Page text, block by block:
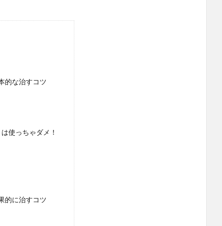
的な治すコツ
使っちゃダメ！
的に治すコツ